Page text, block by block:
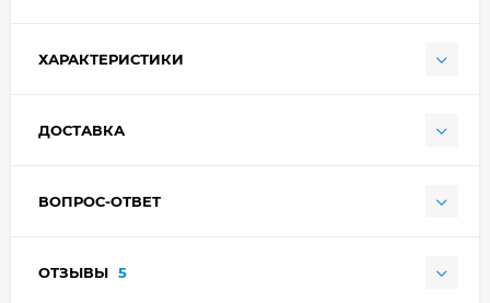
ХАРАКТЕРИСТИКИ
ДОСТАВКА
ВОПРОС-ОТВЕТ
ОТЗЫВЫ 5